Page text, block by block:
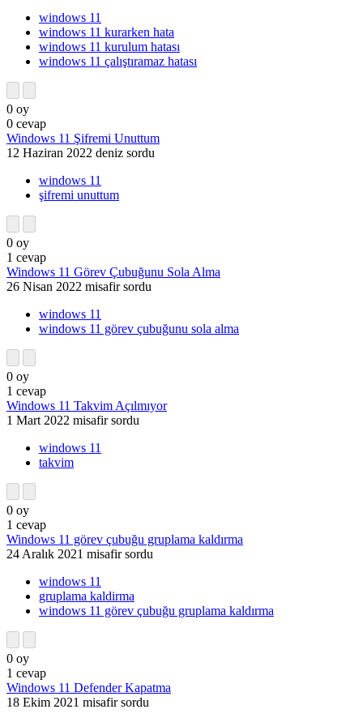
windows 11
windows 11 kurarken hata
windows 11 kurulum hatası
windows 11 çalıştıramaz hatası
0 oy
0 cevap
Windows 11 Şifremi Unuttum
12 Haziran 2022 deniz sordu
windows 11
şifremi unuttum
0 oy
1 cevap
Windows 11 Görev Çubuğunu Sola Alma
26 Nisan 2022 misafir sordu
windows 11
windows 11 görev çubuğunu sola alma
0 oy
1 cevap
Windows 11 Takvim Açılmıyor
1 Mart 2022 misafir sordu
windows 11
takvim
0 oy
1 cevap
Windows 11 görev çubuğu gruplama kaldırma
24 Aralık 2021 misafir sordu
windows 11
gruplama kaldirma
windows 11 görev çubuğu gruplama kaldırma
0 oy
1 cevap
Windows 11 Defender Kapatma
18 Ekim 2021 misafir sordu